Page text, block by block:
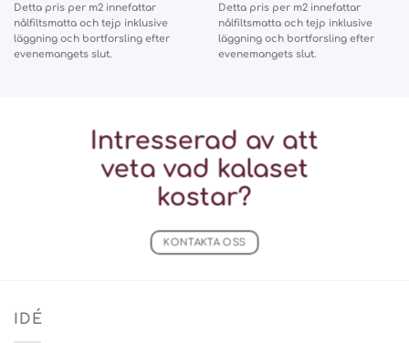
Detta pris per m2 innefattar
nålfiltsmatta och tejp inklusive
läggning och bortforsling efter
evenemangets slut.
Detta pris per m2 innefattar
nålfiltsmatta och tejp inklusive
läggning och bortforsling efter
evenemangets slut.
Intresserad av att
veta vad kalaset
kostar?
KONTAKTA OSS
IDÉ